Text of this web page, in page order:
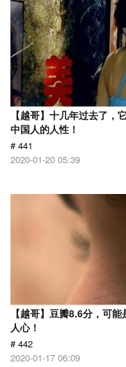
【越哥】十几年过去了，
中国人的人性！
# 441
2020-01-20 05:39
【越哥】豆瓣8.6分，可
人心！
# 442
2020-01-17 06:09